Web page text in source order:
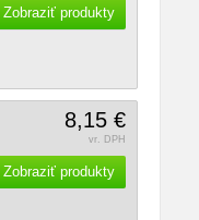
Zobraziť produkty
8,15 €
vr. DPH
Zobraziť produkty